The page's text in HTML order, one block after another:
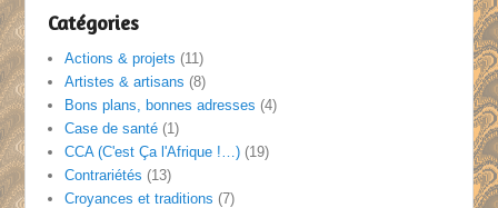
des
Catégories
Actions & projets (11)
Artistes & artisans (8)
Bons plans, bonnes adresses (4)
Case de santé (1)
CCA (C'est Ça l'Afrique !…) (19)
Contrariétés (13)
Croyances et traditions (7)